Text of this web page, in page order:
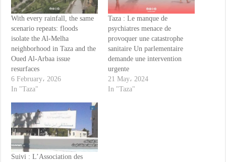
With every rainfall, the same
scenario repeats: floods
isolate the Al-Melha
neighborhood in Taza and the
Oued Al-Arbaa issue
resurfaces
6 February، 2026
In "Taza"
Taza : Le manque de
psychiatres menace de
provoquer une catastrophe
sanitaire Un parlementaire
demande une intervention
urgente
21 May، 2024
In "Taza"
Suivi : L’Association des